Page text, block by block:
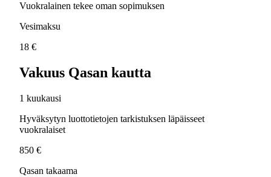
Vuokralainen tekee oman sopimuksen
Vesimaksu
18 €
Vakuus Qasan kautta
1 kuukausi
Hyväksytyn luottotietojen tarkistuksen läpäisseet
vuokralaiset
850 €
Qasan takaama